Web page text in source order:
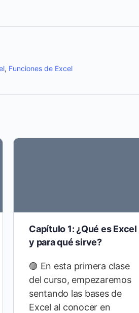
, Funciones de Excel
Capítulo 1: ¿Qué es Excel
y para qué sirve?
🟣 En esta primera clase
del curso, empezaremos
sentando las bases de
Excel al conocer en